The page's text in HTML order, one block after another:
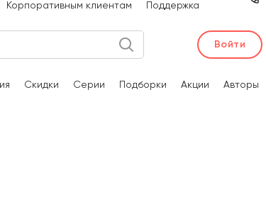
Корпоративным клиентам Поддержка
Войти
Скидки Серии Подборки Акции Авторы